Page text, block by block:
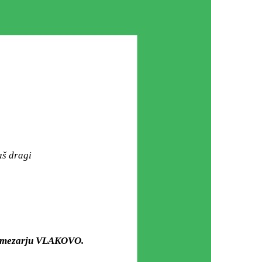
dragi
VLAKOVO.